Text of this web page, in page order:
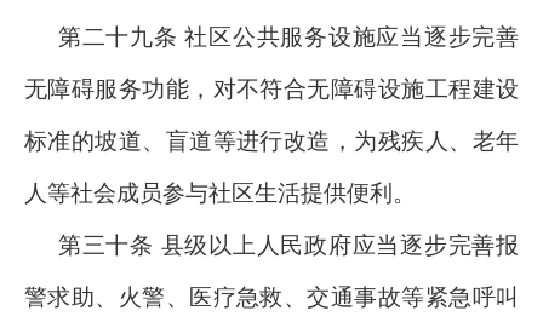
第二十九条 社区公共服务设施应当逐步完善
无障碍服务功能，对不符合无障碍设施工程建设
标准的坡道、盲道等进行改造，为残疾人、老年
人等社会成员参与社区生活提供便利。
第三十条 县级以上人民政府应当逐步完善报
警求助、火警、医疗急救、交通事故等紧急呼叫